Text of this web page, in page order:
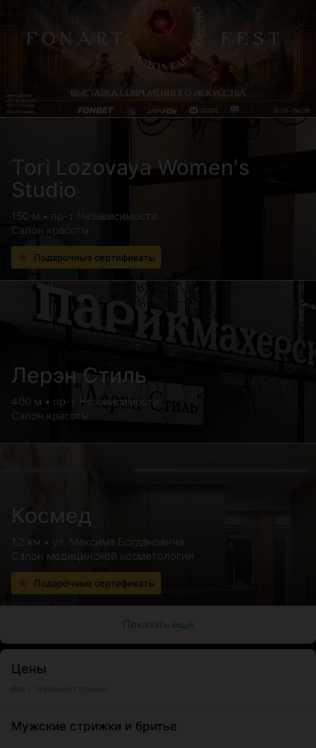
Tori Lozovaya Women's
Studio
150 м • пр-т Независимости
Салон красоты
Подарочные сертификаты
Лерэн Стиль
400 м • пр-т Независимости
Салон красоты
Космед
1.2 км • ул. Максима Богдановича
Салон медицинской косметологии
Подарочные сертификаты
Показать ещё
Цены
Все
Мужские стрижки и бритье